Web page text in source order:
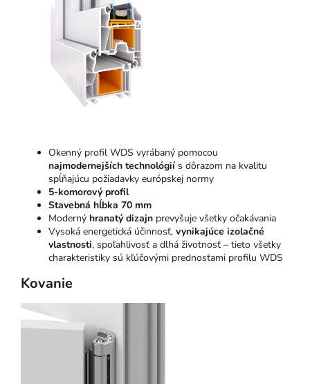
Okenný profil WDS vyrábaný pomocou
najmodernejších technológií s dôrazom na kvalitu
spĺňajúcu požiadavky európskej normy
5-komorový profil
Stavebná hĺbka 70 mm
Moderný hranatý dizajn prevyšuje všetky očakávania
Vysoká energetická účinnosť, vynikajúce izolačné
vlastnosti, spoľahlivosť a dlhá životnosť – tieto všetky
charakteristiky sú kľúčovými prednosťami profilu WDS
Kovanie